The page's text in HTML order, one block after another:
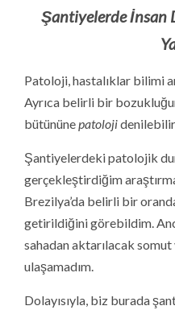
Şantiyelerde İnsan
Patoloji, hastalıklar bilimi
Ayrıca belirli bir
bütününepatoloji
Şantiyelerdeki patolojik
gerçekleştirdiğim
Brezilya’da belirli bir
getirildiğini görebildim.
sahadan aktarılacak
ulaşamadım.
Dolayısıyla, biz burada